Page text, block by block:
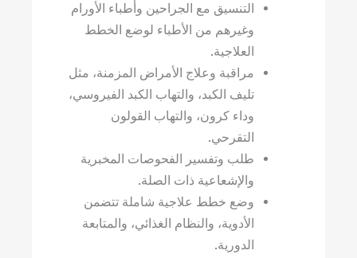
التنسيق مع الجراحين وأطباء الأورام
وغيرهم من الأطباء لوضع الخطط
العلاجية.
مراقبة وعلاج الأمراض المزمنة، مثل
تليف الكبد، والتهاب الكبد الفيروسي،
وداء كرون، والتهاب القولون
التقرحي.
طلب وتفسير الفحوصات المخبرية
والإشعاعية ذات الصلة.
وضع خطط علاجية شاملة تتضمن
الأدوية، والنظام الغذائي، والمتابعة
الدورية.